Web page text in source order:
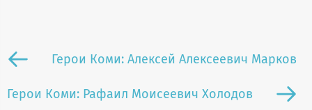
Герои Коми: Алексей Алексеевич Марков
Герои Коми: Рафаил Моисеевич Холодов